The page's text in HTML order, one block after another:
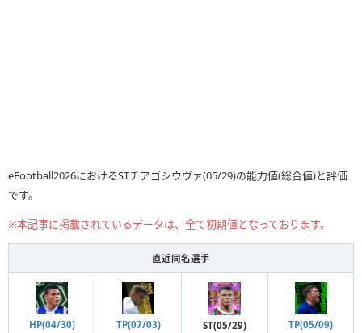
eFootball2026におけるSTチアゴシウヴァ(05/29)の能力値(総合値)と評価
です。
※本記事に掲載されているデータは、全て初期値となっております。
直近同名選手
HP(04/30) TP(07/03) ST(05/29) TP(05/09)